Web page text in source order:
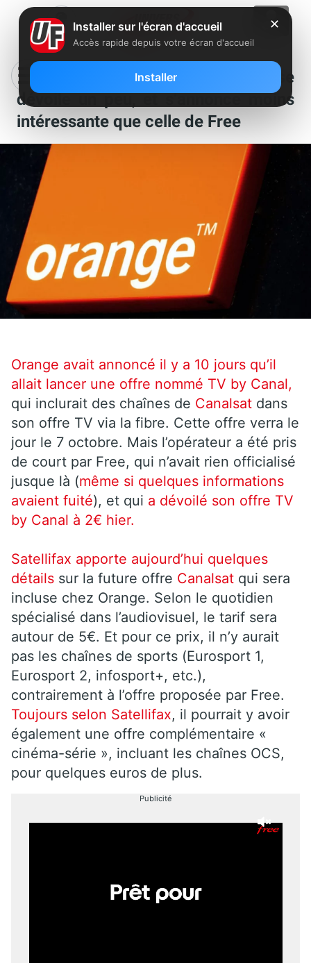
L’offre TV by Canal avec Orange se
dévoile un peu, et s’annonce moins
intéressante que celle de Free
Orange avait annoncé il y a 10 jours qu’il
allait lancer une offre nommé TV by Canal,
qui inclurait des chaînes de Canalsat dans
son offre TV via la fibre. Cette offre verra le
jour le 7 octobre. Mais l’opérateur a été pris
de court par Free, qui n’avait rien officialisé
jusque là (même si quelques informations
avaient fuité), et qui a dévoilé son offre TV
by Canal à 2€ hier.
Satellifax apporte aujourd’hui quelques
détails sur la future offre Canalsat qui sera
incluse chez Orange. Selon le quotidien
spécialisé dans l’audiovisuel, le tarif sera
autour de 5€. Et pour ce prix, il n’y aurait
pas les chaînes de sports (Eurosport 1,
Eurosport 2, infosport+, etc.),
contrairement à l’offre proposée par Free.
Toujours selon Satellifax, il pourrait y avoir
également une offre complémentaire «
cinéma-série », incluant les chaînes OCS,
pour quelques euros de plus.
Publicité
✕
Installer sur l'écran d'accueil
Accès rapide depuis votre écran d'accueil
Installer